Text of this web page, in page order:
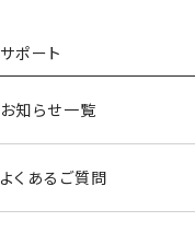
サポート
お知らせ一覧
よくあるご質問